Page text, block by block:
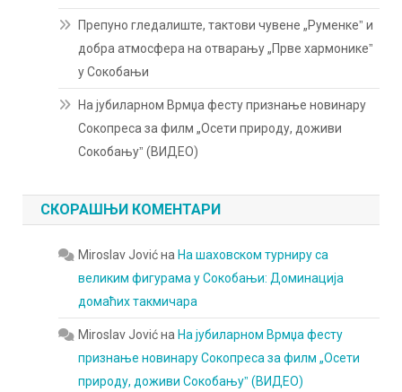
Препуно гледалиште, тактови чувене „Руменкеˮ и
добра атмосфера на отварању „Прве хармоникеˮ
у Сокобањи
На јубиларном Врмџа фесту признање новинару
Сокопреса за филм „Осети природу, доживи
Сокобањуˮ (ВИДЕО)
СКОРАШЊИ КОМЕНТАРИ
Miroslav JovićнаНа шаховском турниру са
великим фигурама у Сокобањи: Доминација
домаћих такмичара
Miroslav JovićнаНа јубиларном Врмџа фесту
признање новинару Сокопреса за филм „Осети
природу, доживи Сокобањуˮ (ВИДЕО)